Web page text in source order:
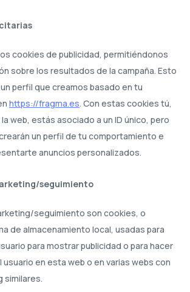
cookies de publicidad, permitiéndonos
sobre los resultados de la campaña. Esto
perfil que creamos basado en tu
https://fragma.es. Con estas cookies tú,
web, estás asociado a un ID único, pero
un perfil de tu comportamiento e
anuncios personalizados.
seguimiento
seguimiento son cookies, o
de almacenamiento local, usadas para
para mostrar publicidad o para hacer
en esta web o en varias webs con
similares.